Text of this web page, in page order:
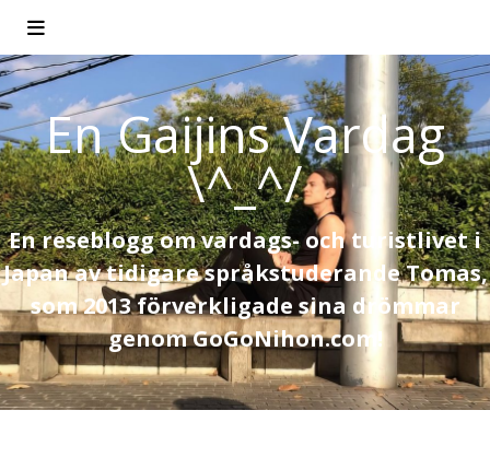
En Gaijins Vardag
\^_^/
En reseblogg om vardags- och turistlivet i
Japan av tidigare språkstuderande Tomas,
som 2013 förverkligade sina drömmar
genom GoGoNihon.com!